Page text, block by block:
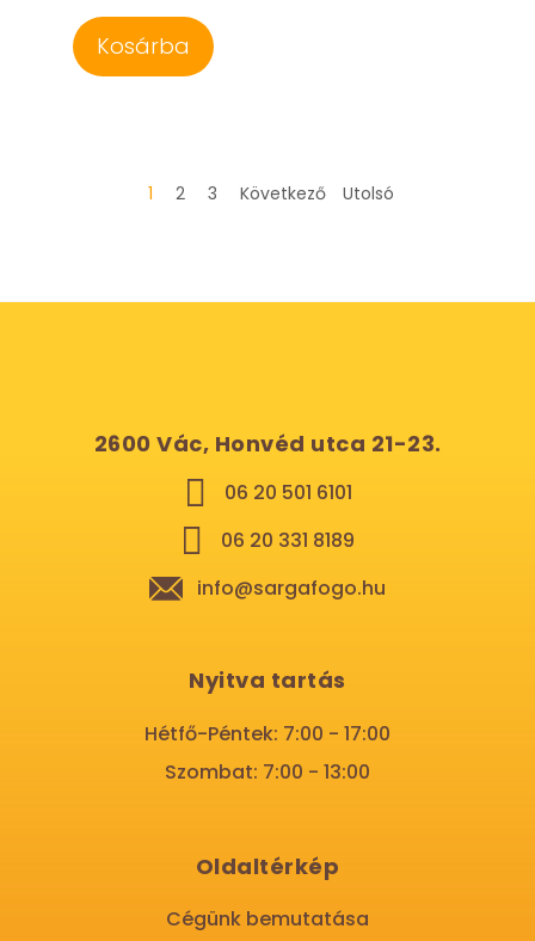
Kosárba
1 2 3 Következő Utolsó
2600 Vác, Honvéd utca 21-23.
06 20 501 6101
06 20 331 8189
info@sargafogo.hu
Nyitva tartás
Hétfő-Péntek: 7:00 - 17:00
Szombat: 7:00 - 13:00
Oldaltérkép
Cégünk bemutatása